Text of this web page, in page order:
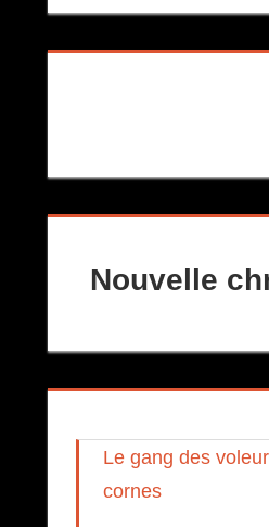
Nouvelle
Le gang des
cornes